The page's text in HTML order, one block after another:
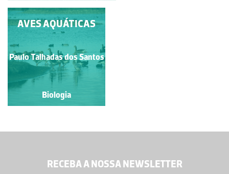
AVES AQUÁTICAS
Paulo Talhadas dos Santos
Biologia
RECEBA A NOSSA NEWSLETTER